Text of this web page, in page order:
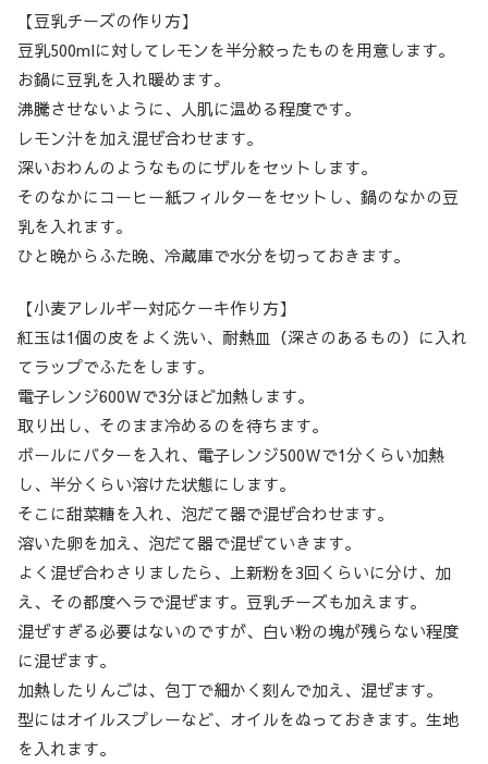
【豆乳チーズの作り方】
豆乳500mlに対してレモンを半分絞ったものを用意します。
お鍋に豆乳を入れ暖めます。
沸騰させないように、人肌に温める程度です。
レモン汁を加え混ぜ合わせます。
深いおわんのようなものにザルをセットします。
そのなかにコーヒー紙フィルターをセットし、鍋のなかの豆
乳を入れます。
ひと晩からふた晩、冷蔵庫で水分を切っておきます。
【小麦アレルギー対応ケーキ作り方】
紅玉は1個の皮をよく洗い、耐熱皿（深さのあるもの）に入れ
てラップでふたをします。
電子レンジ600Ｗで3分ほど加熱します。
取り出し、そのまま冷めるのを待ちます。
ボールにバターを入れ、電子レンジ500Ｗで1分くらい加熱
し、半分くらい溶けた状態にします。
そこに甜菜糖を入れ、泡だて器で混ぜ合わせます。
溶いた卵を加え、泡だて器で混ぜていきます。
よく混ぜ合わさりましたら、上新粉を3回くらいに分け、加
え、その都度ヘラで混ぜます。豆乳チーズも加えます。
混ぜすぎる必要はないのですが、白い粉の塊が残らない程度
に混ぜます。
加熱したりんごは、包丁で細かく刻んで加え、混ぜます。
型にはオイルスプレーなど、オイルをぬっておきます。生地
を入れます。